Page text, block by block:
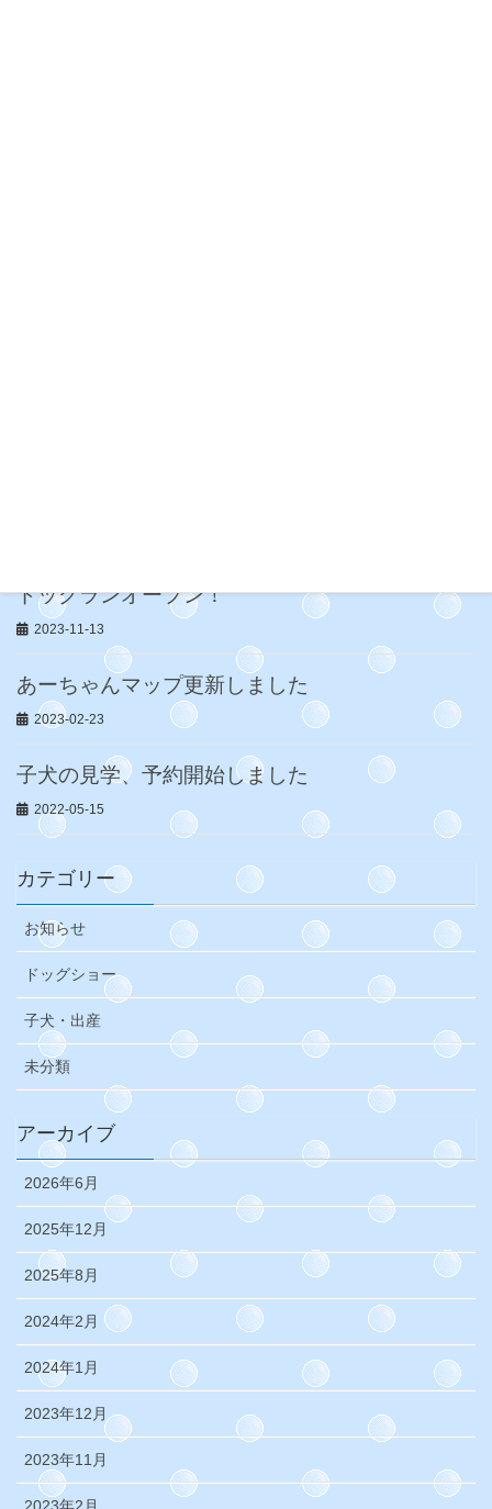
ドッグランオープン！
2023-11-13
あーちゃんマップ更新しました
2023-02-23
子犬の見学、予約開始しました
2022-05-15
カテゴリー
お知らせ
ドッグショー
子犬・出産
未分類
アーカイブ
2026年6月
2025年12月
2025年8月
2024年2月
2024年1月
2023年12月
2023年11月
2023年2月